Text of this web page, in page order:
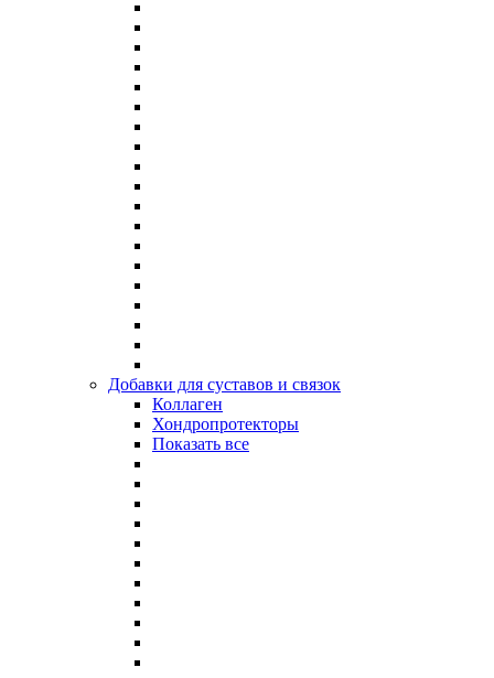
Добавки для суставов и связок
Коллаген
Хондропротекторы
Показать все